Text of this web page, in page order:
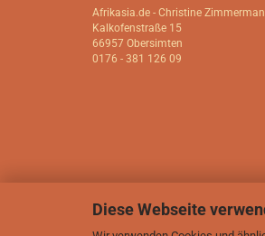
Diese Webseite
Afrikasia.de - Christine
Kalkofenstraße 15
66957 Obersimten
0176 - 381 126 09